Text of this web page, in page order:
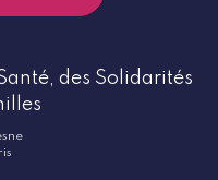
des Solidarités